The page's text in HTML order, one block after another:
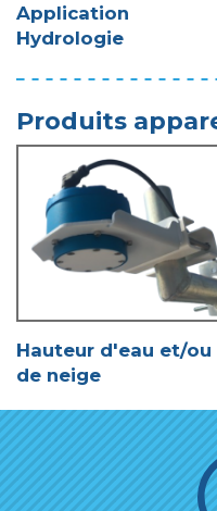
Application
Hydrologie
Produits
Hauteur d'eau et/ou
de neige